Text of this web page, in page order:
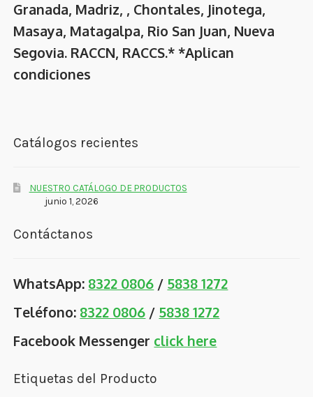
Granada, Madriz, , Chontales, Jinotega,
Masaya, Matagalpa, Rio San Juan, Nueva
Segovia. RACCN, RACCS.* *Aplican
condiciones
Catálogos recientes
NUESTRO CATÁLOGO DE PRODUCTOS
junio 1, 2026
Contáctanos
WhatsApp: 8322 0806 / 5838 1272
Teléfono: 8322 0806 / 5838 1272
Facebook Messenger click here
Etiquetas del Producto